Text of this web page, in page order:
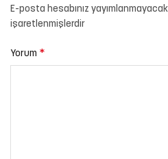
E-posta hesabınız
işaretlenmişlerdir
Yorum *